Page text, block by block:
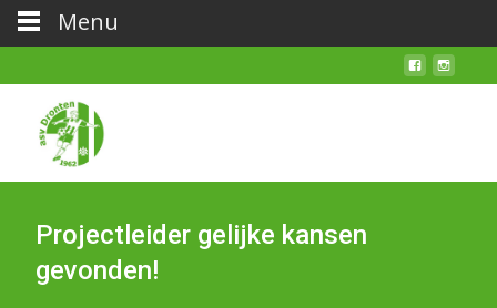
Projectleider gelijke kansen
gevonden!
Menu